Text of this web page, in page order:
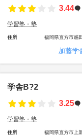
3.44
学習塾・塾
住所 福岡県直方市感
加藤学
学舎B?2
3.25
学習塾・塾
住所 福岡県直方市上